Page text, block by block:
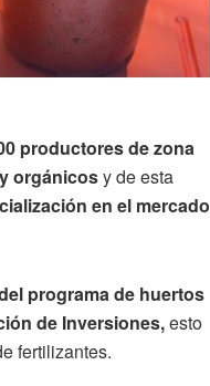
productores de zona
orgánicosy de esta
en el mercado
programa de huertos
de Inversiones,esto
fertilizantes.